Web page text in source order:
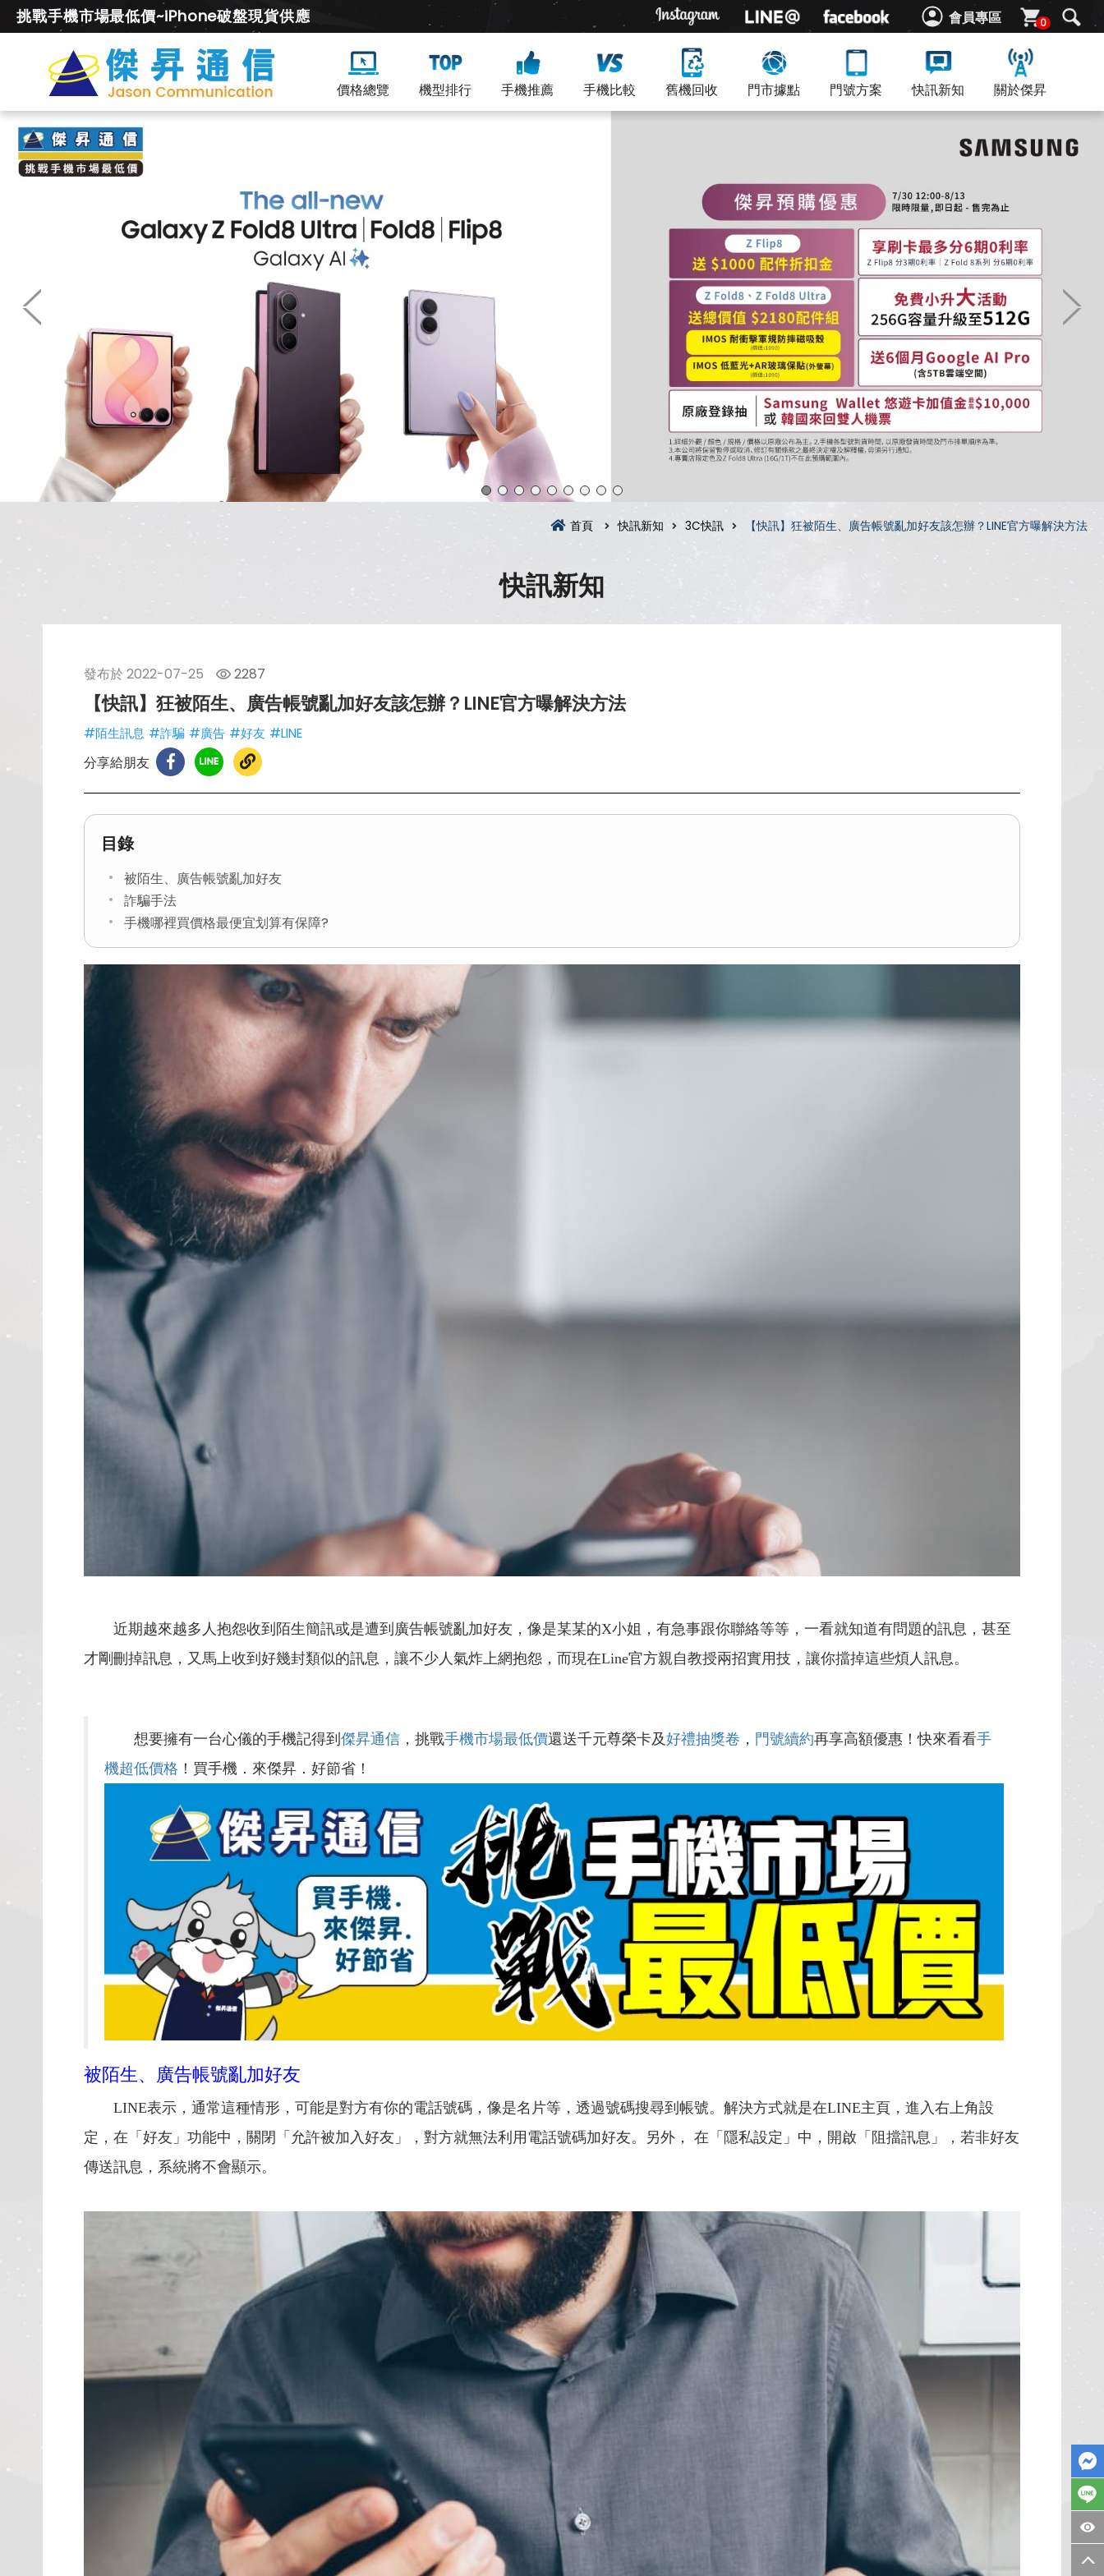
會員專區 0
挑戰手機市場最低價~iPhone破盤現貨供應
價格總覽 機型排行 手機推薦 手機比較 舊機回收 門市據點 門號方案 快訊新知 關於傑昇
首頁 快訊新知 3C快訊 【快訊】狂被陌生、廣告帳號亂加好友該怎辦？LINE官方曝解決方法
快訊新知
發布於 2022-07-25 2287
【快訊】狂被陌生、廣告帳號亂加好友該怎辦？LINE官方曝解決方法
#陌生訊息 #詐騙 #廣告 #好友 #LINE
分享給朋友
目錄
被陌生、廣告帳號亂加好友
詐騙手法
手機哪裡買價格最便宜划算有保障?
近期越來越多人抱怨收到陌生簡訊或是遭到廣告帳號亂加好友，像是某某的X小姐，有急事跟你聯絡等等，一看就知道有問題的訊息，甚至
才剛刪掉訊息，又馬上收到好幾封類似的訊息，讓不少人氣炸上網抱怨，而現在Line官方親自教授兩招實用技，讓你擋掉這些煩人訊息。
想要擁有一台心儀的手機記得到 傑昇通信 ，挑戰手機市場最低價還送千元尊榮卡及好禮抽獎卷 ， 門號續約再享高額優惠！快來看看手
機超低價格 ！買手機．來傑昇．好節省！
被陌生、廣告帳號亂加好友
LINE表示，通常這種情形，可能是對方有你的電話號碼，像是名片等，透過號碼搜尋到帳號。解決方式就是在LINE主頁，進入右上角設
定，在「好友」功能中，關閉「允許被加入好友」，對方就無法利用電話號碼加好友。另外， 在「隱私設定」中，開啟「阻擋訊息」，若非好友
傳送訊息，系統將不會顯示。